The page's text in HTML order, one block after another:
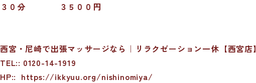
３０分 ３５００円
西宮・尼崎で出張マッサージなら｜リラクゼーション一休【西宮店】
TEL:: 0120-14-1919
HP:: https://ikkyuu.org/nishinomiya/